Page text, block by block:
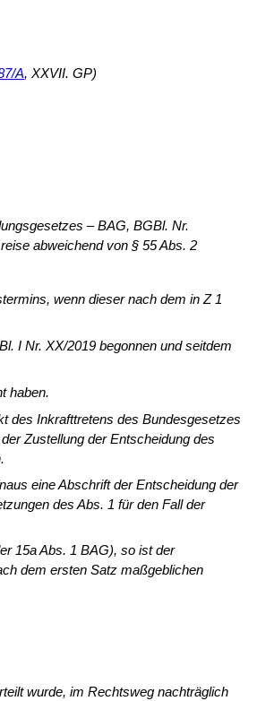
A, XXVII. GP)
– BAG, BGBl. Nr.
abweichend von § 55 Abs. 2
wenn dieser nach dem in Z 1
I Nr. XX/2019 begonnen und seitdem
haben.
des In­krafttretens des Bundesgesetzes
Zustellung der Entscheidung des
eine Abschrift der Entscheidung der
des Abs. 1 für den Fall der
15a Abs. 1 BAG), so ist der
dem ersten Satz maßgeblichen
wurde, im Rechtsweg nachträglich